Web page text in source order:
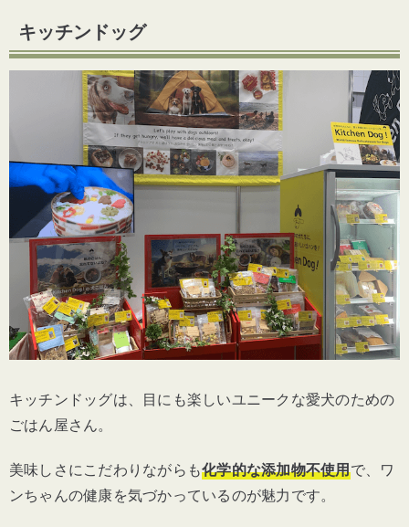
キッチンドッグ
キッチンドッグは、目にも楽しいユニークな愛犬のための
ごはん屋さん。
美味しさにこだわりながらも化学的な添加物不使用で、ワ
ンちゃんの健康を気づかっているのが魅力です。